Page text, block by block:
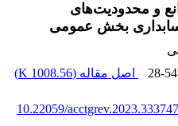
و محدودیت‌های
بخش عمومی
28-54 اصل مقاله (1008.56 K
)
10.22059/